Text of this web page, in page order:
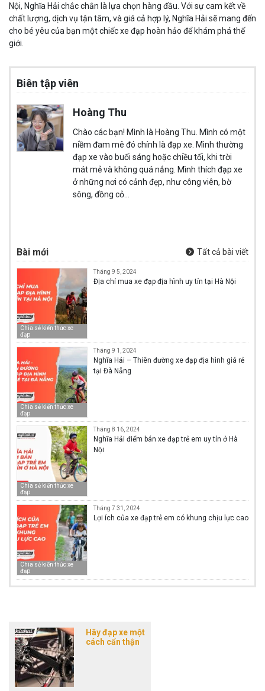
Nội, Nghĩa Hải chắc chắn là lựa chọn hàng đầu. Với sự cam kết về
chất lượng, dịch vụ tận tâm, và giá cả hợp lý, Nghĩa Hải sẽ mang đến
cho bé yêu của bạn một chiếc xe đạp hoàn hảo để khám phá thế
giới.
Biên tập viên
Hoàng Thu
Chào các bạn! Mình là Hoàng Thu. Mình có một
niềm đam mê đó chính là đạp xe. Mình thường
đạp xe vào buổi sáng hoặc chiều tối, khi trời
mát mẻ và không quá nắng. Mình thích đạp xe
ở những nơi có cảnh đẹp, như công viên, bờ
sông, đồng cỏ…
Bài mới Tất cả bài viết
Chia sẻ kiến thức xe
đạp
Tháng 9 5, 2024
Địa chỉ mua xe đạp địa hình uy tín tại Hà Nội
Chia sẻ kiến thức xe
đạp
Tháng 9 1, 2024
Nghĩa Hải – Thiên đường xe đạp địa hình giá rẻ
tại Đà Nẵng
Chia sẻ kiến thức xe
đạp
Tháng 8 16, 2024
Nghĩa Hải điểm bán xe đạp trẻ em uy tín ở Hà
Nội
Chia sẻ kiến thức xe
đạp
Tháng 7 31, 2024
Lợi ích của xe đạp trẻ em có khung chịu lực cao
Hãy đạp xe một
cách cẩn thận